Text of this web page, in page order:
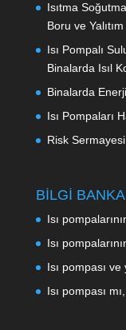
Isıtma
Boru ve
Isı Pompalı
Binalarda Isıl
Binalarda
Isı Pompaları
Risk Sermayesi
BİLGİ
Isı
Isı
Isı pompası ve
Isı pompası